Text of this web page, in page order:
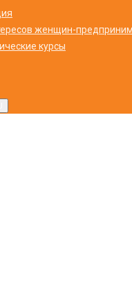
женщин-
курсы